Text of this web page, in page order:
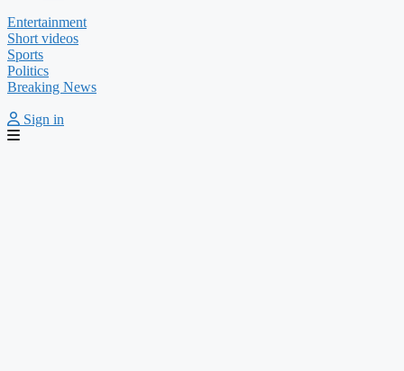
Entertainment
Short videos
Sports
Politics
Breaking News
Sign in